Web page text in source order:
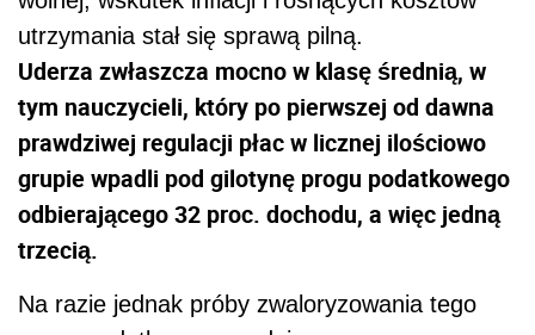
utrzymania stał się sprawą pilną.
Uderza zwłaszcza mocno w klasę średnią, w
tym nauczycieli, który po pierwszej od dawna
prawdziwej regulacji płac w licznej ilościowo
grupie wpadli pod gilotynę progu podatkowego
odbierającego 32 proc. dochodu, a więc jedną
trzecią.
Na razie jednak próby zwaloryzowania tego